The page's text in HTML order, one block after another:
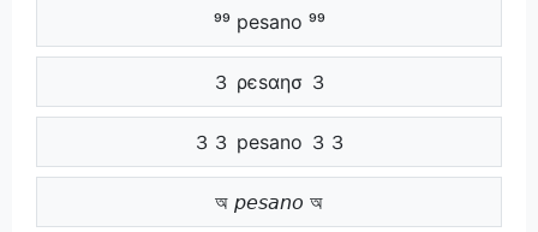
⁹⁹ pesano ⁹⁹
３ ρєѕαησ ３
３３ pesano ３３
অ 𝘱𝘦𝘴𝘢𝘯𝘰 অ